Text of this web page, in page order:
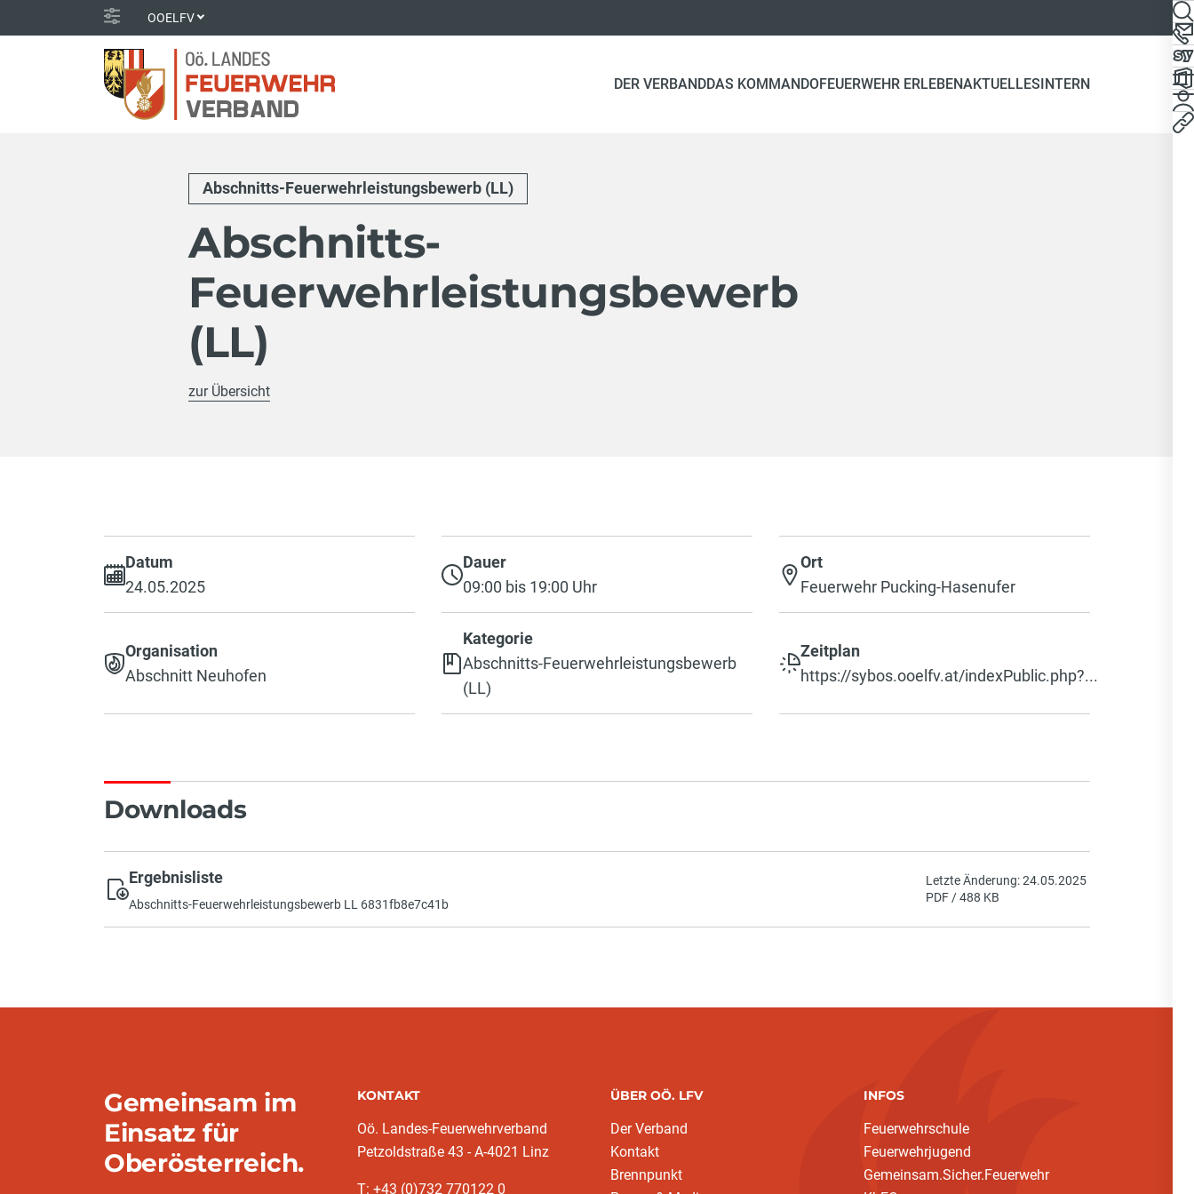
OOELFV
DER VERBANDDAS KOMMANDOFEUERWEHR ERLEBENAKTUELLESINTERN
Abschnitts-Feuerwehrleistungsbewerb (LL)
Abschnitts-
Feuerwehrleistungsbewerb
(LL)
zur Übersicht
Datum
24.05.2025
Dauer
09:00 bis 19:00 Uhr
Ort
Feuerwehr Pucking-Hasenufer
Organisation
Abschnitt Neuhofen
Kategorie
Abschnitts-Feuerwehrleistungsbewerb
(LL)
Zeitplan
https://sybos.ooelfv.at/indexPublic.php?...
Downloads
Ergebnisliste
Abschnitts-Feuerwehrleistungsbewerb LL 6831fb8e7c41b
Letzte Änderung: 24.05.2025
PDF / 488 KB
Gemeinsam im
Einsatz für
Oberösterreich.
KONTAKT
Oö. Landes-Feuerwehrverband
Petzoldstraße 43 - A-4021 Linz
T: +43 (0)732 770122 0
ÜBER OÖ. LFV
Der Verband
Kontakt
Brennpunkt
INFOS
Feuerwehrschule
Feuerwehrjugend
Gemeinsam.Sicher.Feuerwehr